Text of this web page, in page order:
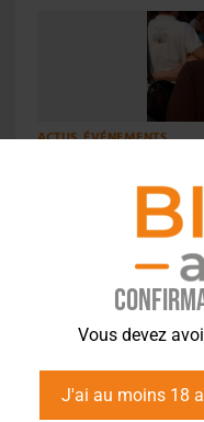
Vous devez
J'ai au moins 18
ACTUS,ÉVÉNEMENTS
La bière en